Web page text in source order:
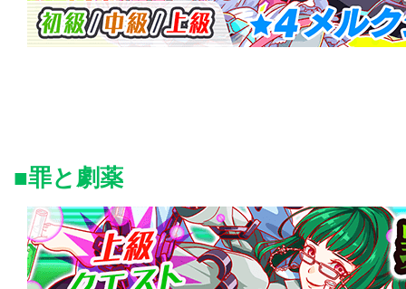
■罪と劇薬